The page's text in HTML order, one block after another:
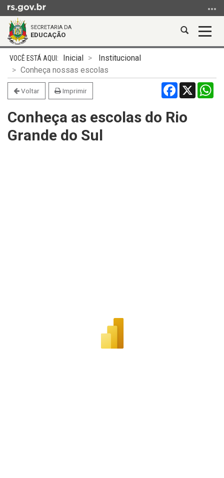
para
conteúdo
menu
para
busca
SECRETARIA DA
EDUCAÇÃO
Abrir
Início
conteúdo
Inicial
Institucional
Conheça nossas escolas
Voltar Imprimir Facebook
X
Conheça as escolas do Rio
Grande do Sul